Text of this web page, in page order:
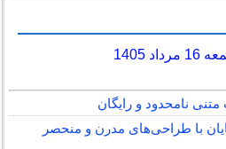
1405
با طراحی‌های مدرن و منحصر